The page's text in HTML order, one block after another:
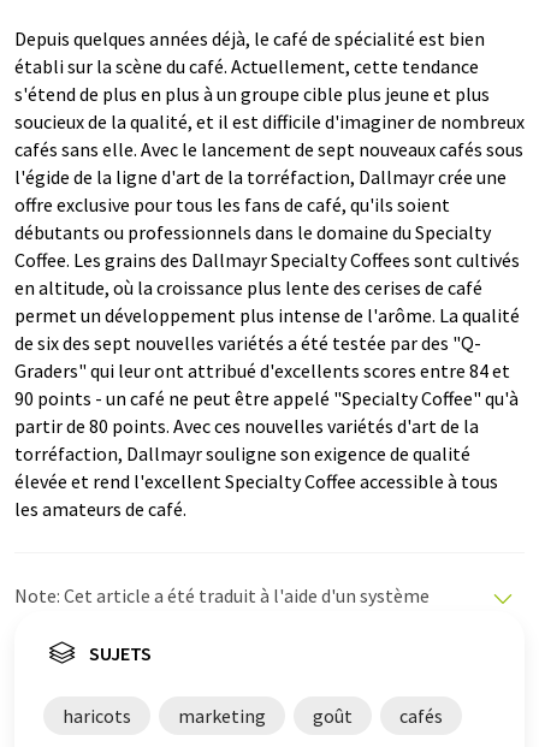
Depuis quelques années déjà, le café de spécialité est bien
établi sur la scène du café. Actuellement, cette tendance
s'étend de plus en plus à un groupe cible plus jeune et plus
soucieux de la qualité, et il est difficile d'imaginer de nombreux
cafés sans elle. Avec le lancement de sept nouveaux cafés sous
l'égide de la ligne d'art de la torréfaction, Dallmayr crée une
offre exclusive pour tous les fans de café, qu'ils soient
débutants ou professionnels dans le domaine du Specialty
Coffee. Les grains des Dallmayr Specialty Coffees sont cultivés
en altitude, où la croissance plus lente des cerises de café
permet un développement plus intense de l'arôme. La qualité
de six des sept nouvelles variétés a été testée par des "Q-
Graders" qui leur ont attribué d'excellents scores entre 84 et
90 points - un café ne peut être appelé "Specialty Coffee" qu'à
partir de 80 points. Avec ces nouvelles variétés d'art de la
torréfaction, Dallmayr souligne son exigence de qualité
élevée et rend l'excellent Specialty Coffee accessible à tous
les amateurs de café.
Note: Cet article a été traduit à l'aide d'un système
propose ces traductions automatiques pour présenter
été traduit avec traduction automatique, il est possible
qu'il contienne des erreurs de vocabulaire, de syntaxe ou
SUJETS
haricots marketing goût cafés